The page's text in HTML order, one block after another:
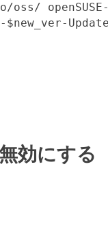
openSUSE-
Update
効にする